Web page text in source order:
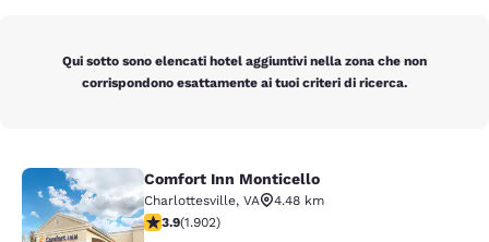
Qui sotto sono elencati hotel aggiuntivi nella zona che non
corrispondono esattamente ai tuoi criteri di ricerca.
Comfort Inn Monticello
Comfort Inn Monticello
Charlottesville, VA
4.48 km
Valutazione di 3.93 stelle. Buono. 1902 recensioni
3.9(1.902)